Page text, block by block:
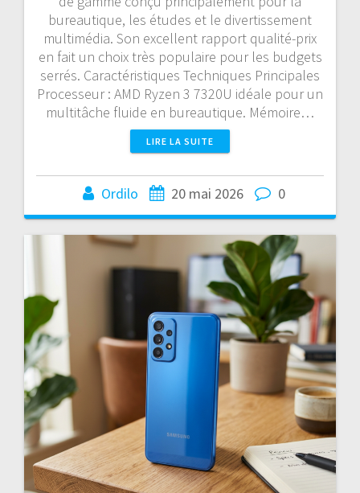
bureautique, les études et le divertissement
multimédia. Son excellent rapport qualité-prix
en fait un choix très populaire pour les budgets
serrés. Caractéristiques Techniques Principales
Processeur : AMD Ryzen 3 7320U idéale pour un
multitâche fluide en bureautique. Mémoire…
LIRE LA SUITE
Ordilo 20 mai 2026 0